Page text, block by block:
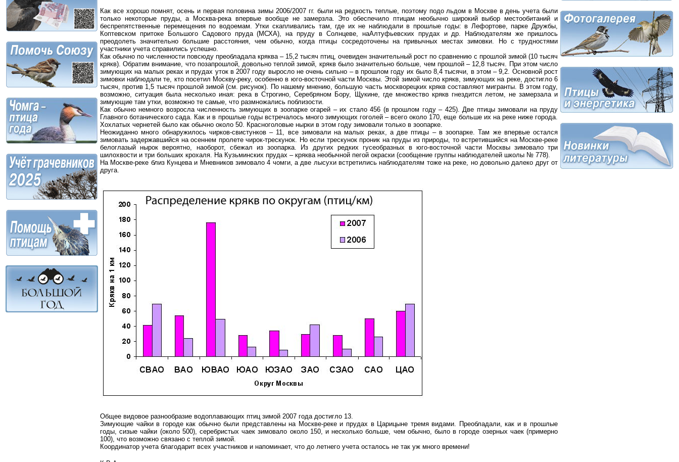
Как все хорошо помнят, осень и первая половина зимы 2006/2007 гг. были на редкость теплые, поэтому подо льдом в Москве в день учета были
только некоторые пруды, а Москва-река впервые вообще не замерзла. Это обеспечило птицам необычно широкий выбор местообитаний и
беспрепятственные перемещения по водоемам. Утки скапливались там, где их не наблюдали в прошлые годы: в Лефортове, парке Дружбы,
Коптевском притоке Большого Садового пруда (МСХА), на пруду в Солнцеве, наАлтуфьевских прудах и др. Наблюдателям же пришлось
преодолеть значительно большие расстояния, чем обычно, когда птицы сосредоточены на привычных местах зимовки. Но с трудностями
участники учета справились успешно.
Как обычно по численности повсюду преобладала кряква – 15,2 тысяч птиц, очевиден значительный рост по сравнению с прошлой зимой (10 тысяч
крякв). Обратим внимание, что позапрошлой, довольно теплой зимой, крякв было значительно больше, чем прошлой – 12,8 тысяч. При этом число
зимующих на малых реках и прудах уток в 2007 году выросло не очень сильно – в прошлом году их было 8,4 тысячи, в этом – 9,2. Основной рост
зимовки наблюдали те, кто посетил Москву-реку, особенно в юго-восточной части Москвы. Этой зимой число крякв, зимующих на реке, достигло 6
тысяч, против 1,5 тысяч прошлой зимой (см. рисунок). По нашему мнению, большую часть москворецких крякв составляют мигранты. В этом году,
возможно, ситуация была несколько иная: река в Строгино, Серебряном Бору, Щукине, где множество крякв гнездится летом, не замерзала и
зимующие там утки, возможно те самые, что размножались поблизости.
Как обычно немного возросла численность зимующих в зоопарке огарей – их стало 456 (в прошлом году – 425). Две птицы зимовали на пруду
Главного ботанического сада. Как и в прошлые годы встречалось много зимующих гоголей – всего около 170, еще больше их на реке ниже города.
Хохлатых чернетей было как обычно около 50. Красноголовые нырки в этом году зимовали только в зоопарке.
Неожиданно много обнаружилось чирков-свистунков – 11, все зимовали на малых реках, а две птицы – в зоопарке. Там же впервые остался
зимовать задержавшийся на осеннем пролете чирок-трескунок. Но если трескунок проник на пруды из природы, то встретившийся на Москве-реке
белоглазый нырок вероятно, наоборот, сбежал из зоопарка. Из других редких гусеобразных в юго-восточной части Москвы зимовало три
шилохвости и три больших крохаля. На Кузьминских прудах – кряква необычной пегой окраски (сообщение группы наблюдателей школы № 778).
На Москве-реке близ Кунцева и Мневников зимовало 4 чомги, а две лысухи встретились наблюдателям тоже на реке, но довольно далеко друг от
друга.
Общее видовое разнообразие водоплавающих птиц зимой 2007 года достигло 13.
Зимующие чайки в городе как обычно были представлены на Москве-реке и прудах в Царицыне тремя видами. Преобладали, как и в прошлые
годы, сизые чайки (около 500), серебристых чаек зимовало около 150, и несколько больше, чем обычно, было в городе озерных чаек (примерно
100), что возможно связано с теплой зимой.
Координатор учета благодарит всех участников и напоминает, что до летнего учета осталось не так уж много времени!